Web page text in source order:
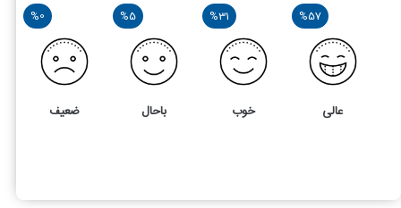
%57
عالی
%31
خوب
%5
باحال
%0
ضعیف